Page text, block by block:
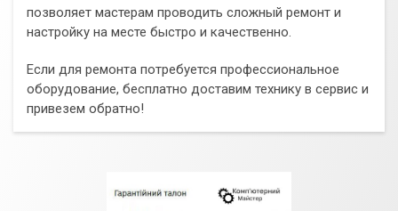
позволяет мастерам проводить сложный ремонт и
настройку на месте быстро и качественно.
Если для ремонта потребуется профессиональное
оборудование, бесплатно доставим технику в сервис и
привезем обратно!